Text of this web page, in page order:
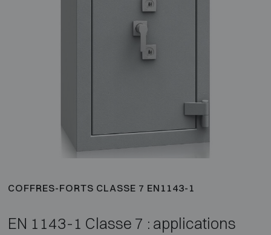
COFFRES-FORTS CLASSE 7 EN1143-1
EN 1143-1 Classe 7 : applications